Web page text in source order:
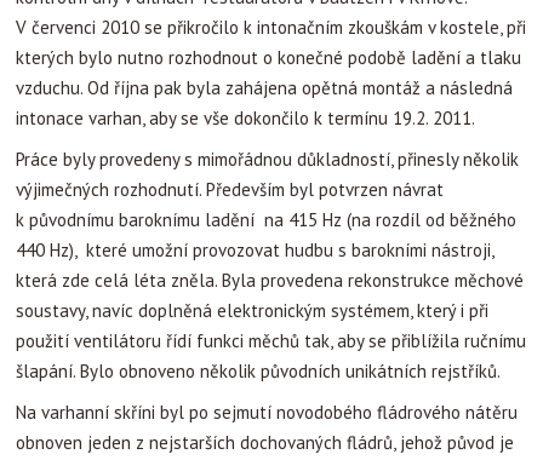
V červenci 2010 se přikročilo k intonačním zkouškám v kostele, při
kterých bylo nutno rozhodnout o konečné podobě ladění a tlaku
vzduchu. Od října pak byla zahájena opětná montáž a následná
intonace varhan, aby se vše dokončilo k termínu 19.2. 2011.
Práce byly provedeny s mimořádnou důkladností, přinesly několik
výjimečných rozhodnutí. Především byl potvrzen návrat
k původnímu baroknímu ladění na 415 Hz (na rozdíl od běžného
440 Hz), které umožní provozovat hudbu s barokními nástroji,
která zde celá léta zněla. Byla provedena rekonstrukce měchové
soustavy, navíc doplněná elektronickým systémem, který i při
použití ventilátoru řídí funkci měchů tak, aby se přiblížila ručnímu
šlapání. Bylo obnoveno několik původních unikátních rejstříků.
Na varhanní skříni byl po sejmutí novodobého fládrového nátěru
obnoven jeden z nejstarších dochovaných fládrů, jehož původ je